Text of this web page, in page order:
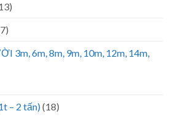
3m, 6m, 8m, 9m, 10m, 12m, 14m,
– 2 tấn)(18)